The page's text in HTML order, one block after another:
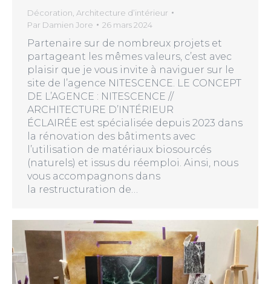
Décoration Architecture d’intérieur
Par Damien Jore 26 mars 2024
Partenaire sur de nombreux projets et
partageant les mêmes valeurs, c’est avec
plaisir que je vous invite à naviguer sur le
site de l’agence NITESCENCE. LE CONCEPT
DE L’AGENCE : NITESCENCE //
ARCHITECTURE D’INTÉRIEUR
ÉCLAIRÉE est spécialisée depuis 2023 dans
la rénovation des bâtiments avec
l’utilisation de matériaux biosourcés
(naturels) et issus du réemploi. Ainsi, nous
vous accompagnons dans
la restructuration de…